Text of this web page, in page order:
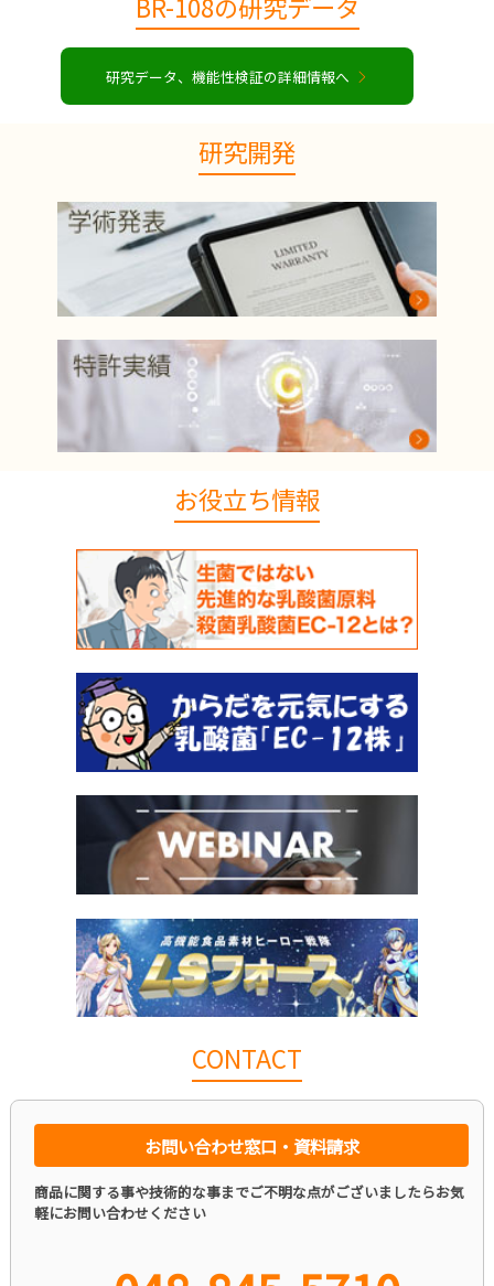
研究データ、機能性検証の詳細情報へ
研究開発
お役立ち情報
CONTACT
お問い合わせ窓口・資料請求
商品に関する事や技術的な事までご不明な点がございましたらお気
軽にお問い合わせください